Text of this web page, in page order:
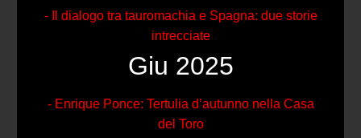
- Il dialogo tra tauromachia e Spagna: due storie
intrecciate
Giu 2025
- Enrique Ponce: Tertulia d’autunno nella Casa
del Toro